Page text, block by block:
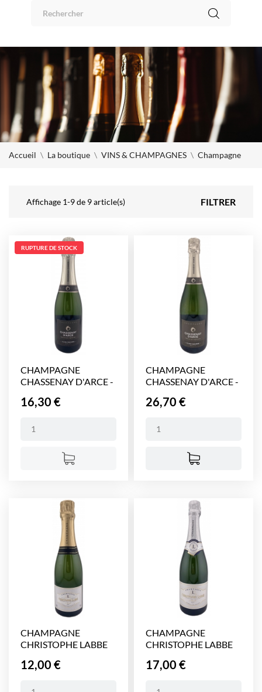
Accueil La boutique VINS & CHAMPAGNES Champagne
FILTRER
Affichage 1-9 de 9 article(s)
CHAMPAGNE
CHASSENAY D'ARCE -
Prix
16,30 €
RUPTURE DE STOCK
CHAMPAGNE
CHASSENAY D'ARCE -
Prix
26,70 €
CHAMPAGNE
CHRISTOPHE LABBE
Prix
12,00 €
CHAMPAGNE
CHRISTOPHE LABBE
Prix
17,00 €